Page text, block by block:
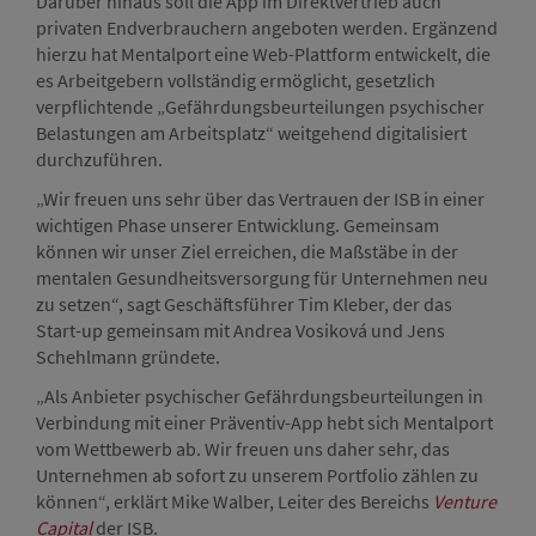
privaten Endverbrauchern angeboten werden. Ergänzend
hierzu hat Mentalport eine Web-Plattform entwickelt, die
es Arbeitgebern vollständig ermöglicht, gesetzlich
verpflichtende „Gefährdungsbeurteilungen psychischer
Belastungen am Arbeitsplatz“ weitgehend digitalisiert
durchzuführen.
„Wir freuen uns sehr über das Vertrauen der ISB in einer
wichtigen Phase unserer Entwicklung. Gemeinsam
können wir unser Ziel erreichen, die Maßstäbe in der
mentalen Gesundheitsversorgung für Unternehmen neu
zu setzen“, sagt Geschäftsführer Tim Kleber, der das
Start-up gemeinsam mit Andrea Vosiková und Jens
Schehlmann gründete.
„Als Anbieter psychischer Gefährdungsbeurteilungen in
Verbindung mit einer Präventiv-App hebt sich Mentalport
vom Wettbewerb ab. Wir freuen uns daher sehr, das
Unternehmen ab sofort zu unserem Portfolio zählen zu
können“, erklärt Mike Walber, Leiter des Bereichs Venture
Capitalder ISB.